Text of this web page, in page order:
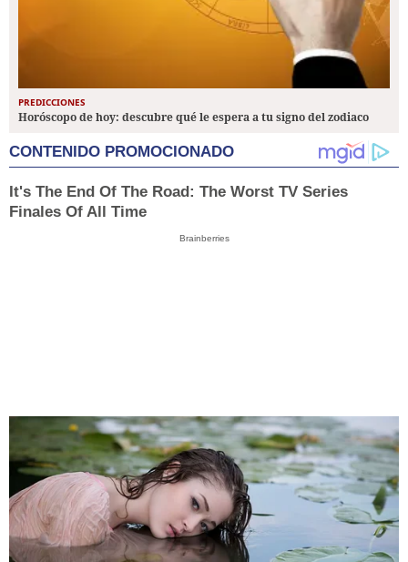
PREDICCIONES
Horóscopo de hoy: descubre qué le espera a tu signo del zodiaco
CONTENIDO PROMOCIONADO
It's The End Of The Road: The Worst TV Series
Finales Of All Time
Brainberries